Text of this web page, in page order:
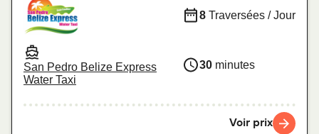
San Pedro Belize Express
Water Taxi
8 Traversées / Jour
30 minutes
Voir prix